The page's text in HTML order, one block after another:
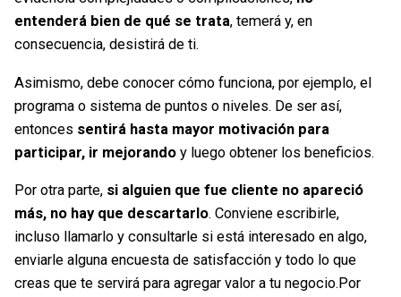
entenderá bien de qué se trata, temerá y, en
consecuencia, desistirá de ti.
Asimismo, debe conocer cómo funciona, por ejemplo, el
programa o sistema de puntos o niveles. De ser así,
entonces sentirá hasta mayor motivación para
participar, ir mejorando y luego obtener los beneficios.
Por otra parte, si alguien que fue cliente no apareció
más, no hay que descartarlo. Conviene escribirle,
incluso llamarlo y consultarle si está interesado en algo,
enviarle alguna encuesta de satisfacción y todo lo que
creas que te servirá para agregar valor a tu negocio.Por